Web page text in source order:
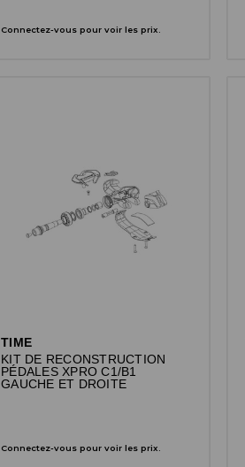
Connectez-vous pour voir les prix.
TIME
KIT DE RECONSTRUCTION
PÉDALES XPRO C1/B1
GAUCHE ET DROITE
Connectez-vous pour voir les prix.